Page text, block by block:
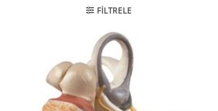
FILTRELE